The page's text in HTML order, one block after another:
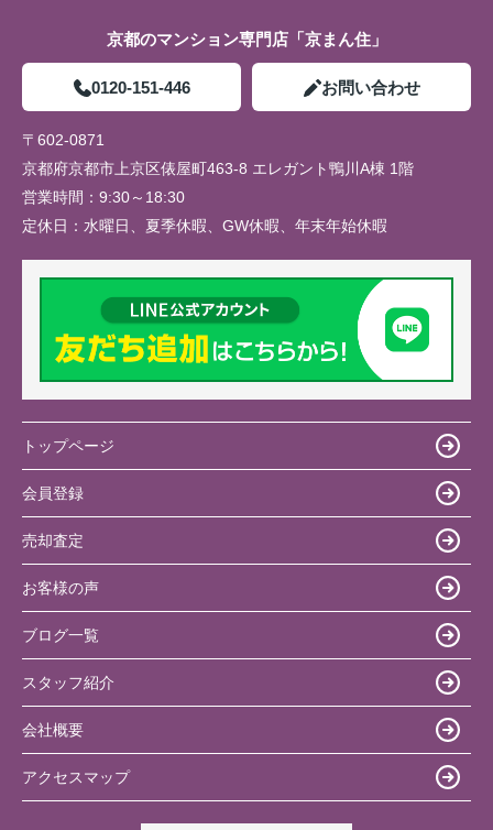
京都のマンション専門店「京まん住」
0120-151-446 お問い合わせ
〒602-0871
京都府京都市上京区俵屋町463-8 エレガント鴨川A棟 1階
営業時間： 9:30～18:30
定休日： 水曜日、夏季休暇、GW休暇、年末年始休暇
トップページ
会員登録
売却査定
お客様の声
ブログ一覧
スタッフ紹介
会社概要
アクセスマップ